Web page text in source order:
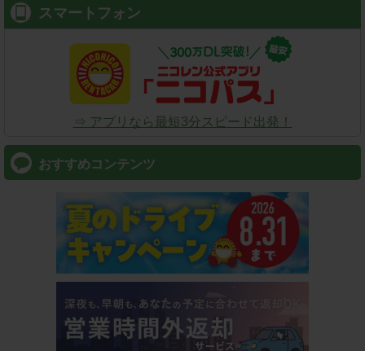
スマートフォン
⇒ アプリなら最短3分スピード出発！
おすすめコンテンツ